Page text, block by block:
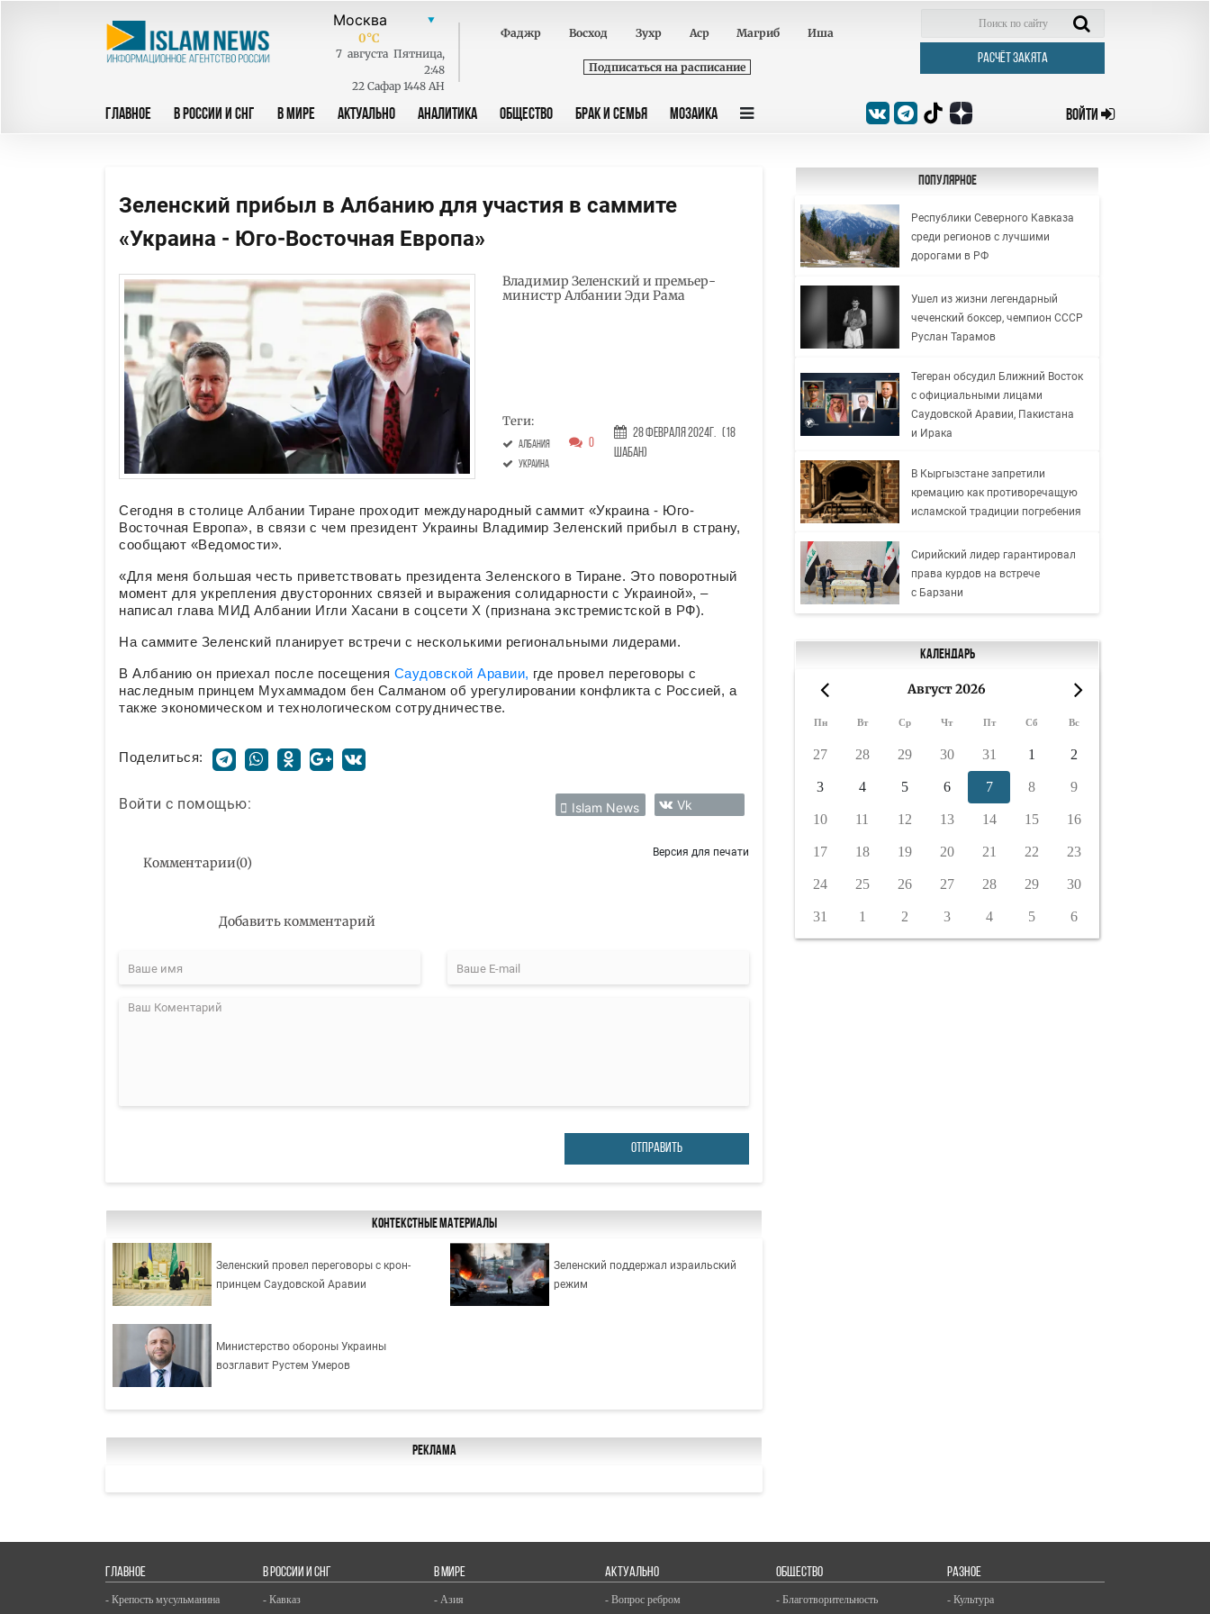
0°C
7 августа Пятница,
2:48
22 Сафар 1448 AH
Фаджр Восход Зухр Аср Магриб Иша
Подписаться на расписание
РАСЧЁТ ЗАКЯТА
ГЛАВНОЕ В РОССИИ И СНГ В МИРЕ АКТУАЛЬНО АНАЛИТИКА ОБЩЕСТВО БРАК И СЕМЬЯ МОЗАИКА ВОЙТИ
Зеленский прибыл в Албанию для участия в саммите
«Украина - Юго-Восточная Европа»
Владимир Зеленский и премьер-
министр Албании Эди Рама
Теги:
Албания
украина
0
28 Февраля 2024г. (18
Шабан)
Сегодня в столице Албании Тиране проходит международный саммит «Украина - Юго-
Восточная Европа», в связи с чем президент Украины Владимир Зеленский прибыл в страну,
сообщают «Ведомости».
«Для меня большая честь приветствовать президента Зеленского в Тиране. Это поворотный
момент для укрепления двусторонних связей и выражения солидарности с Украиной», –
написал глава МИД Албании Игли Хасани в соцсети X (признана экстремистской в РФ).
На саммите Зеленский планирует встречи с несколькими региональными лидерами.
В Албанию он приехал после посещения Саудовской Аравии, где провел переговоры с
наследным принцем Мухаммадом бен Салманом об урегулировании конфликта с Россией, а
также экономическом и технологическом сотрудничестве.
Поделиться:
Войти с помощью: Islam News Vk
Комментарии(0)
Версия для печати
Добавить комментарий
ОТПРАВИТЬ
Контекстные материалы
Зеленский провел переговоры с крон-
принцем Саудовской Аравии
Зеленский поддержал израильский
режим
Министерство обороны Украины
возглавит Рустем Умеров
Реклама
Популярное
Республики Северного Кавказа
среди регионов с лучшими
дорогами в РФ
Ушел из жизни легендарный
чеченский боксер, чемпион СССР
Руслан Тарамов
Тегеран обсудил Ближний Восток
с официальными лицами
Саудовской Аравии, Пакистана
и Ирака
В Кыргызстане запретили
кремацию как противоречащую
исламской традиции погребения
Сирийский лидер гарантировал
права курдов на встрече
с Барзани
Календарь
Август 2026
Пн Вт Ср Чт Пт Сб Вс
27 28 29 30 31 1 2
3 4 5 6 7 8 9
10 11 12 13 14 15 16
17 18 19 20 21 22 23
24 25 26 27 28 29 30
31 1 2 3 4 5 6
ГЛАВНОЕ
- Крепость мусульманина
В РОССИИ И СНГ
- Кавказ
В МИРЕ
- Азия
АКТУАЛЬНО
- Вопрос ребром
ОБЩЕСТВО
- Благотворительность
РАЗНОЕ
- Культура